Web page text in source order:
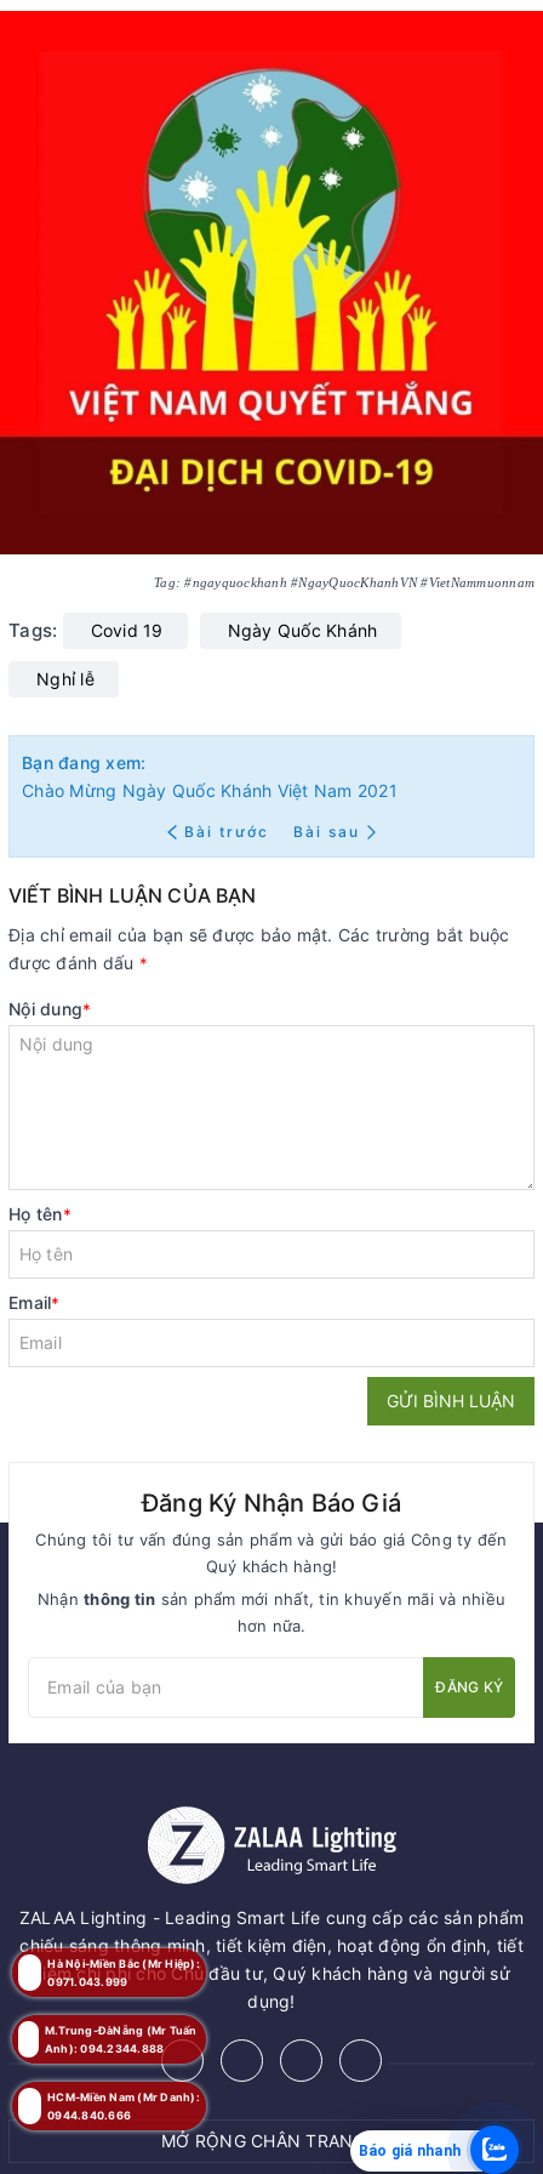
Tag: #ngayquockhanh #NgayQuocKhanhVN #VietNammuonnam
Tags: Covid 19 Ngày Quốc Khánh
Nghỉ lễ
Bạn đang xem:
Chào Mừng Ngày Quốc Khánh Việt Nam 2021
Bài trước Bài sau
VIẾT BÌNH LUẬN CỦA BẠN
Địa chỉ email của bạn sẽ được bảo mật. Các trường bắt buộc
được đánh dấu *
Nội dung*
Họ tên*
Email*
GỬI BÌNH LUẬN
Đăng Ký Nhận Báo Giá
Chúng tôi tư vấn đúng sản phẩm và gửi báo giá Công ty đến
Quý khách hàng!
Nhậnthông tin sản phẩm mới nhất, tin khuyến mãi và nhiều
hơn nữa.
ĐĂNG KÝ
ZALAA Lighting - Leading Smart Life cung cấp các sản phẩm
chiếu sáng thông minh, tiết kiệm điện, hoạt động ổn định, tiết
kiệm chi phí cho Chủ đầu tư, Quý khách hàng và người sử
dụng!
MỞ RỘNG CHÂN TRANG
HCM-Miền Nam (Mr Danh):
0944.840.666
Hà Nội-Miền Bắc (Mr Hiệp):
0971.043.999
M.Trung-ĐàNẵng (Mr Tuấn
Anh): 094.2344.888
Báo giá nhanh